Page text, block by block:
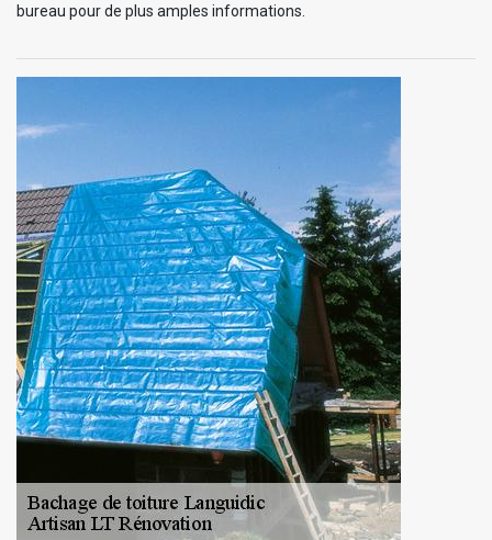
bureau pour de plus amples informations.